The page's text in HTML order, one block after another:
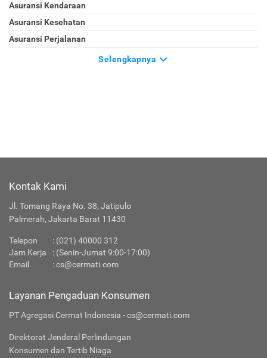
Asuransi Kendaraan
Asuransi Kesehatan
Asuransi Perjalanan
Selengkapnya
Kontak Kami
Jl. Tomang Raya No. 38, Jatipulo
Palmerah, Jakarta Barat 11430
Telepon : (021) 40000 312
Jam Kerja
: (Senin-Jumat 9:00-17:00)
Email
:cs@cermati.com
Layanan Pengaduan Konsumen
PT Agregasi Cermat Indonesia - cs@cermati.com
Direktorat Jenderal Perlindungan
Konsumen dan Tertib Niaga